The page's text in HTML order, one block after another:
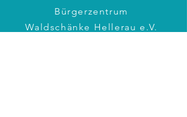
Bürgerzentrum
Waldschänke Hellerau e.V.